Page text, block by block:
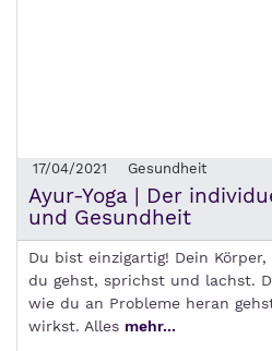
17/04/2021 Gesundheit
Ayur-Yoga | Der
und Gesundheit
Du bist einzigartig! Dein
du gehst, sprichst und lachst.
wie du an Probleme heran
wirkst. Alles mehr...